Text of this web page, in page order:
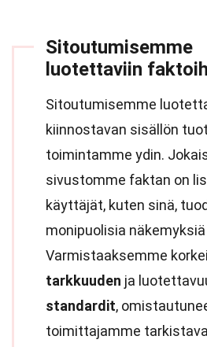
Sitoutumisemme
luotettaviin
Sitoutumisemme
kiinnostavan sisällön
toimintamme ydin.
sivustomme faktan on
käyttäjät, kuten sinä,
monipuolisia
Varmistaaksemme
tarkkuuden ja
standardit,
toimittajamme